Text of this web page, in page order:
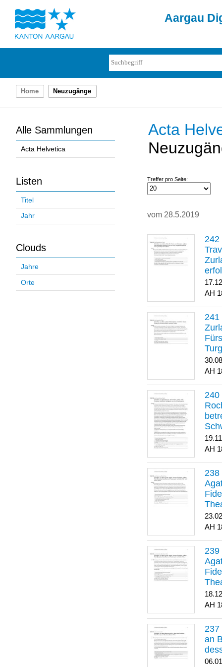
Aargau
Home Neuzugänge
Alle Sammlungen
Acta Helvetica
Listen
Titel
Jahr
Clouds
Jahre
Orte
Acta
Treffer pro Seite:
vom 28.5.2019
an